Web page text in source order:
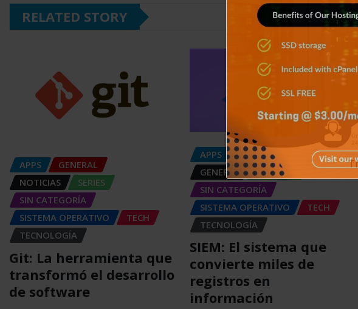
RELATED STORY
APPS
GENERAL
NOTICIAS
SERIES
SIN CATEGORÍA
SISTEMA OPERATIVO
TECH
TECNOLOGÍA
Git: La herramienta que
transformó el desarrollo
de software
APPS
DISPOSITIVOS
GENERAL
NOTICIAS
SIN CATEGORÍA
SISTEMA OPERATIVO
TECH
TECNOLOGÍA
SIEM: El sistema que
convierte miles de
registros en
información